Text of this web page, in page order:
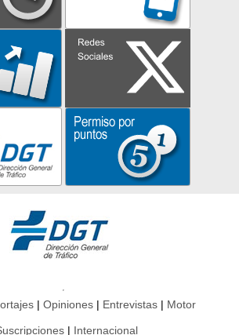
Opiniones Entrevistas Motor
Internacional